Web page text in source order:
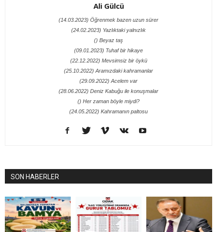
Ali Gülcü
(14.03.2023) Öğrenmek bazen uzun sürer
(24.02.2023) Yazlıktaki yalnızlık
() Beyaz taş
(09.01.2023) Tuhaf bir hikaye
(22.12.2022) Mevsimsiz bir öykü
(25.10.2022) Aramızdaki kahramanlar
(29.09.2022) Acelem var
(28.06.2022) Deniz Kabuğu ile konuşmalar
() Her zaman böyle miydi?
(24.05.2022) Kahramanın paltosu
SON HABERLER